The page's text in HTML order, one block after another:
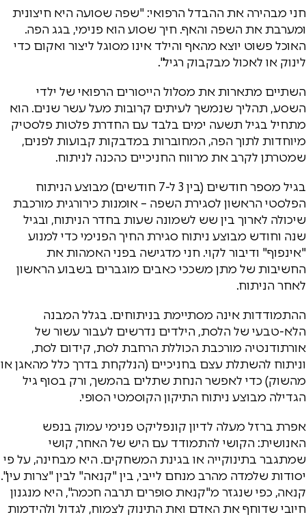
חני מבהירה את ההבדל הרפואי: "שפה שסועה היא חיצונית
ומערבת את השפה והאף. חיך שסוע הוא פנימי, בגג הפה.
האוכל פשוט יוצא מהאף והילד אינו מסוגל ליצור ואקום כדי
לינוק או לאכול מבקבוק רגיל".
השתיים מתארות את מסלול הייסורים הרפואי של ילדי
השסע, תהליך שנמשך לעיתים קרובות מעל עשר שנים. הוא
מתחיל בגיל תשעה ימים בלבד עם החדרת פלטות פלסטיק
מיוחדות לתוך הפה, המחוברות במדבקות קבועות לפנים,
שמטרתן לקרב את מרווח החניכיים כהכנה לניתוח.
בגיל מספר חודשים (בין 3 ל-7 חודשים) מבוצע הניתוח
הפלסטי הראשון לסגירת השפה – אומנות כירורגית מורכבת
שיכולה לארוך בין שש לשמונה שעות בחדר הניתוח, ובגיל
שנה וחודש מבוצע ניתוח סגירת החיך הפנימי כדי למנוע
"אינפוף" ודיבור לקוי. חני מדגישה בפני האמהות את
החשיבות של מתן משככי כאבים מוגברים בשבוע הראשון
לאחר הניתוח.
ההתמודדות אינה מסתיימת בניתוחים. בגלל המבנה
הלא-טבעי של הלסת, הילדים נדרשים לעבור עשור של
אורתודנטיה מורכבת הכוללת הרחבת לסת, קידום לסת,
וניתוח להשתלת עצם בחניכיים (הנלקחת בדרך כלל מהאגן או
מהשוק) כדי לאפשר הנחת שתלים בהמשך, ורק בסוף גיל
הגדילה מבוצע ניתוח התיקון הקוסמטי הסופי.
אפרת ברזל מעלה לדיון קונפליקט פנימי עמוק בנפש
האנושית: הקושי להתמודד עם היש של האחר, קושי
שמתגבר בתינוקייה או בגינת המשחקים. היא מבחינה, על פי
יסודות שלמדה מהרב מנחם לייבי, בין "קנאה" לבין "צרות עין".
קנאה, כפי שנגזר מ"קנאת סופרים תרבה חכמה", היא מנגנון
חיובי שדוחף את האדם ואת התינוק לצמוח, לגדול ולהידמות